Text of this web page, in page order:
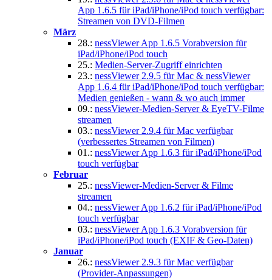
App 1.6.5 für iPad/iPhone/iPod touch verfügbar:
Streamen von DVD-Filmen
März
28.: nessViewer App 1.6.5 Vorabversion für
iPad/iPhone/iPod touch
25.: Medien-Server-Zugriff einrichten
23.: nessViewer 2.9.5 für Mac & nessViewer
App 1.6.4 für iPad/iPhone/iPod touch verfügbar:
Medien genießen - wann & wo auch immer
09.: nessViewer-Medien-Server & EyeTV-Filme
streamen
03.: nessViewer 2.9.4 für Mac verfügbar
(verbessertes Streamen von Filmen)
01.: nessViewer App 1.6.3 für iPad/iPhone/iPod
touch verfügbar
Februar
25.: nessViewer-Medien-Server & Filme
streamen
04.: nessViewer App 1.6.2 für iPad/iPhone/iPod
touch verfügbar
03.: nessViewer App 1.6.3 Vorabversion für
iPad/iPhone/iPod touch (EXIF & Geo-Daten)
Januar
26.: nessViewer 2.9.3 für Mac verfügbar
(Provider-Anpassungen)